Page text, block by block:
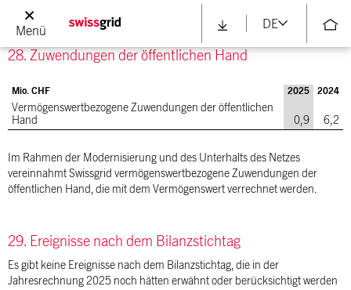
Menü
DE
andere Dienstleistungen CHF 39 980 (Vorjahr CHF 34 000).
28. Zuwendungen der öffentlichen Hand
Mio. CHF 2025 2024
Vermögenswertbezogene Zuwendungen der öffentlichen
Hand
0,9 6,2
Im Rahmen der Modernisierung und des Unterhalts des Netzes
vereinnahmt Swissgrid vermögenswertbezogene Zuwendungen der
öffentlichen Hand, die mit dem Vermögenswert verrechnet werden.
29. Ereignisse nach dem Bilanzstichtag
Es gibt keine Ereignisse nach dem Bilanzstichtag, die in der
Jahresrechnung 2025 noch hätten erwähnt oder berücksichtigt werden